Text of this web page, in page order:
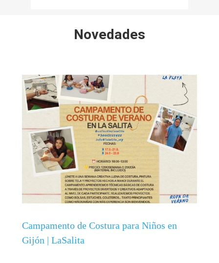
Novedades
Campamento de Costura para Niños en
Gijón | LaSalita